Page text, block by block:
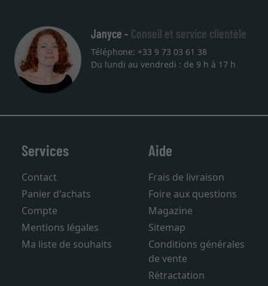
Janyce - Conseil et service clientèle
Téléphone: +33 9 73 03 61 38
Services
Contact
Panier d'achats
Compte
Mentions légales
Aide
Frais de livraison
Foire aux questions
Magazine
Sitemap
Conditions générales
de vente